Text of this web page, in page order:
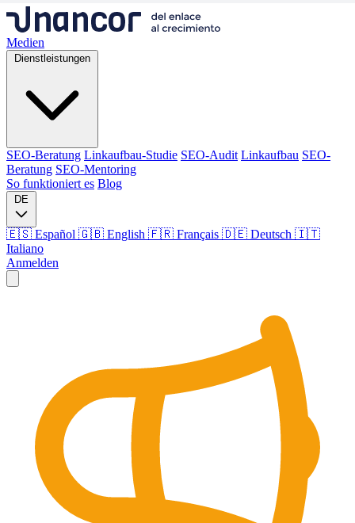
Medien
Dienstleistungen
SEO-Beratung Linkaufbau-Studie SEO-Audit Linkaufbau SEO-
Beratung SEO-Mentoring
So funktioniert es Blog
DE
🇪🇸 Español 🇬🇧 English 🇫🇷 Français 🇩🇪 Deutsch 🇮🇹
Italiano
Anmelden
SEO-Beratung Linkaufbau-Studie Linkaufbau
SEO-
Beratung
SEO-Mentoring
So funktioniert es
Sprache
🇪🇸 ES
🇬🇧 EN 🇫🇷 FR 🇩🇪 DE